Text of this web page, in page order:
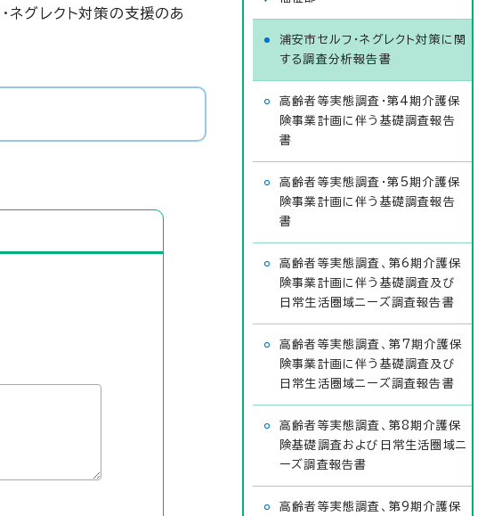
ネグレクト対策の支援のあ
浦安市セルフ・ネグレクト対策に関
する調査分析報告書
高齢者等実態調査・第4期介護保
険事業計画に伴う基礎調査報告
書
高齢者等実態調査・第5期介護保
険事業計画に伴う基礎調査報告
書
高齢者等実態調査、第6期介護保
険事業計画に伴う基礎調査及び
日常生活圏域ニーズ調査報告書
高齢者等実態調査、第7期介護保
険事業計画に伴う基礎調査及び
日常生活圏域ニーズ調査報告書
高齢者等実態調査、第8期介護保
険基礎調査および日常生活圏域ニ
ーズ調査報告書
高齢者等実態調査、第9期介護保